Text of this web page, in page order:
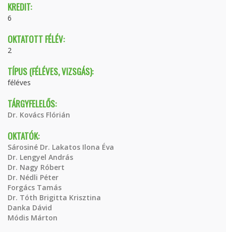
KREDIT:
6
OKTATOTT FÉLÉV:
2
TÍPUS (FÉLÉVES, VIZSGÁS):
féléves
TÁRGYFELELŐS:
Dr. Kovács Flórián
OKTATÓK:
Sárosiné Dr. Lakatos Ilona Éva
Dr. Lengyel András
Dr. Nagy Róbert
Dr. Nédli Péter
Forgács Tamás
Dr. Tóth Brigitta Krisztina
Danka Dávid
Módis Márton